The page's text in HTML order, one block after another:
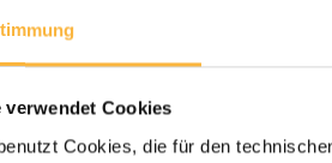
verwendet Cookies
Cookies, die für den